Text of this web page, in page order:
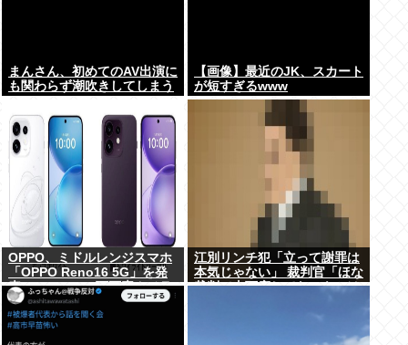
まんさん、初めてのAV出演に
も関わらず潮吹きしてしまう
【画像】最近のJK、スカート
が短すぎるwww
OPPO、ミドルレンジスマホ
「OPPO Reno16 5G」を発
表。4つの5000万画素カメラ
を搭載し、片手でも操作しや
すい小型モデルに
江別リンチ犯「立って謝罪は
本気じゃない」 裁判官「ほな
裁判で土下座してないキミは